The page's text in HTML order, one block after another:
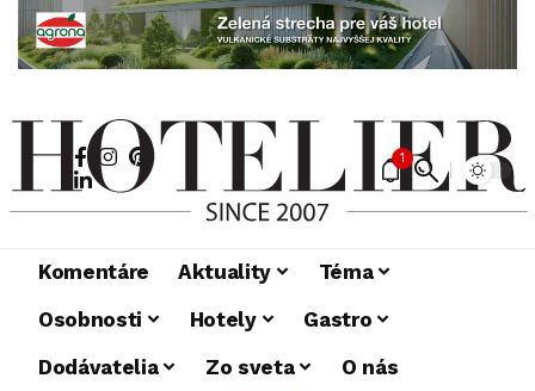
1
Komentáre Aktuality
Téma
Osobnosti
Hotely
Gastro
Dodávatelia
Zo sveta
O nás